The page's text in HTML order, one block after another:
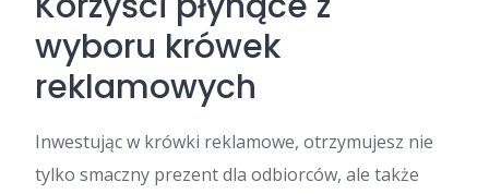
wyboru krówek
reklamowych
Inwestując w krówki reklamowe, otrzymujesz nie
tylko smaczny prezent dla odbiorców, ale także